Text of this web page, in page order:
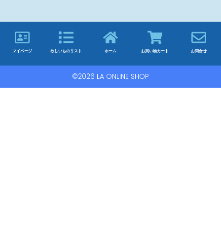
マイページ 欲しいものリスト ホーム お買い物カート お問合せ
©2026 LA ONLINE SHOP